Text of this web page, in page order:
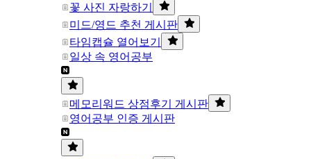
꽃 사진 자랑하기
미드/영드 추천 게시판
타임캡슐 열어보기
일상 속 영어공부
메모리워드 상점후기 게시판
영어공부 인증 게시판